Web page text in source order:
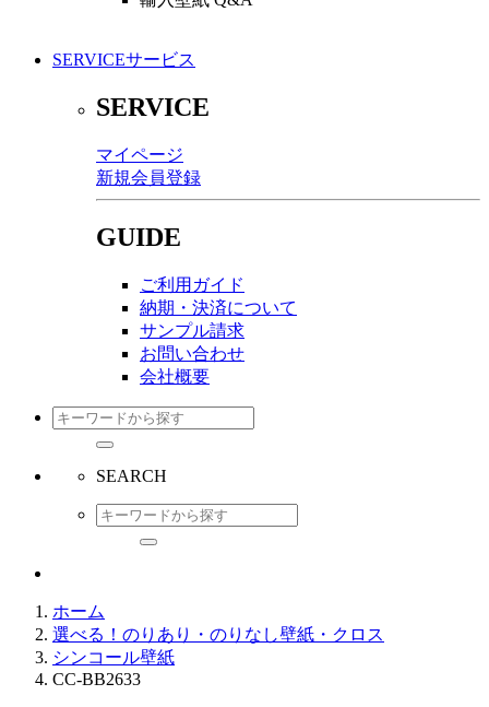
SERVICEサービス
SERVICE
マイページ
新規会員登録
GUIDE
ご利用ガイド
納期・決済について
サンプル請求
お問い合わせ
会社概要
SEARCH
ホーム
選べる！のりあり・のりなし壁紙・クロス
シンコール壁紙
CC-BB2633